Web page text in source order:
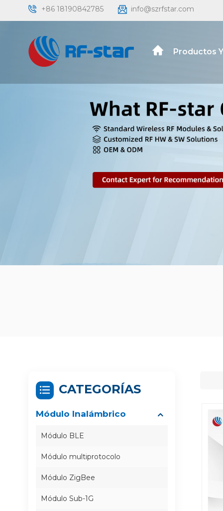
+86 18190842785 info@szrfstar.com
Productos
CATEGORÍAS
Módulo Inalámbrico
Módulo BLE
Módulo multiprotocolo
Módulo ZigBee
Módulo Sub-1G